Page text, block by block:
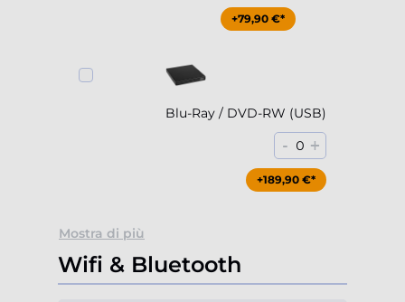
+79,90 €*
Blu-Ray / DVD-RW (USB)
- 0 +
+189,90 €*
Mostra di più
Wifi & Bluetooth